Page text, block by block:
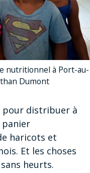
nutritionnel à Port-au-
Dumont
pour distribuer à
panier
haricots et
Et les choses
heurts.